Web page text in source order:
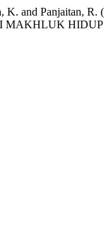
K. and